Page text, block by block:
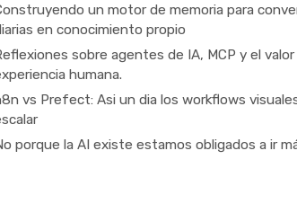
un motor de memoria para
en conocimiento propio
sobre agentes de IA, MCP y el valor
humana.
vs Prefect: Asi un dia los workflows
porque la AI existe estamos obligados a ir